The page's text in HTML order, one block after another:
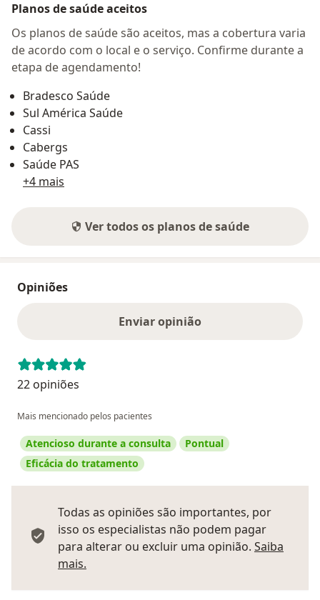
Planos de saúde aceitos
Os planos de saúde são aceitos, mas a cobertura varia
de acordo com o local e o serviço. Confirme durante a
etapa de agendamento!
Bradesco Saúde
Sul América Saúde
Cassi
Cabergs
Saúde PAS
+4 mais
Ver todos os planos de saúde
Opiniões
Enviar opinião
22 opiniões
Mais mencionado pelos pacientes
Atencioso durante a consulta
Pontual
Eficácia do tratamento
Todas as opiniões são importantes, por
isso os especialistas não podem pagar
para alterar ou excluir uma opinião. Saiba
mais.